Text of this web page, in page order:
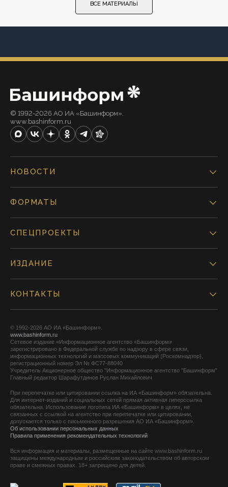
ВСЕ МАТЕРИАЛЫ
© 1992-2026 АО ИА «Башинформ».
www.bashinform.ru
НОВОСТИ
ФОРМАТЫ
СПЕЦПРОЕКТЫ
ИЗДАНИЕ
КОНТАКТЫ
© 1992-2026 АО ИА «Башинформ».
www.bashinform.ru
Сетевое издание «Информационное агентство «Башинформ»
зарегистрировано в Федеральной службе по надзору в сфере связи,
информационных технологий и массовых коммуникаций (Роскомнадзор),
регистрационный номер Эл № ФС77-88040
Учредитель Акционерное общество "Информационное агентство "Башинформ"
Главный редактор Шарафутдинов Руслан Михайлович
При перепечатке или цитировании ссылка на ИА «Башинформ» обязательна.
Для интернет-изданий и социальных сетей прямая активная гиперссылка
обязательна. Использование логотипа ИА «Башинформ» в целях, не
связанных с ссылкой на агентство при перепечатке или цитировании,
допускается только с письменного разрешения АО ИА «Башинформ».
Об использовании персональных данных
Правила применения рекомендательных технологий
Вся информация и материалы, размещенные на сайте www.bashinform.ru
защищены международным и российским законодательством об авторском
праве и смежных правах. 18+ запрещено для детей.